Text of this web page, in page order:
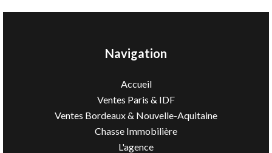
Navigation
Accueil
Ventes Paris & IDF
Ventes Bordeaux & Nouvelle-Aquitaine
Chasse Immobilière
L'agence